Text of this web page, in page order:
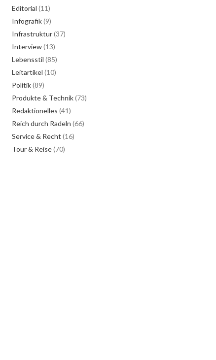
Editorial (11)
Infografik(9)
Infrastruktur(37)
Interview(13)
Lebensstil (85)
Leitartikel (10)
Politik(89)
Produkte & Technik(73)
Redaktionelles (41)
Reich durch Radeln (66)
Service & Recht (16)
Tour & Reise(70)